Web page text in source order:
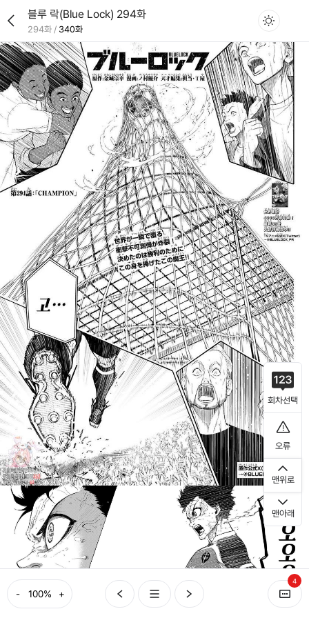
블루 락(Blue Lock) 294화
294화 / 340화
- +
4
회차선택
오류
맨위로
맨아래